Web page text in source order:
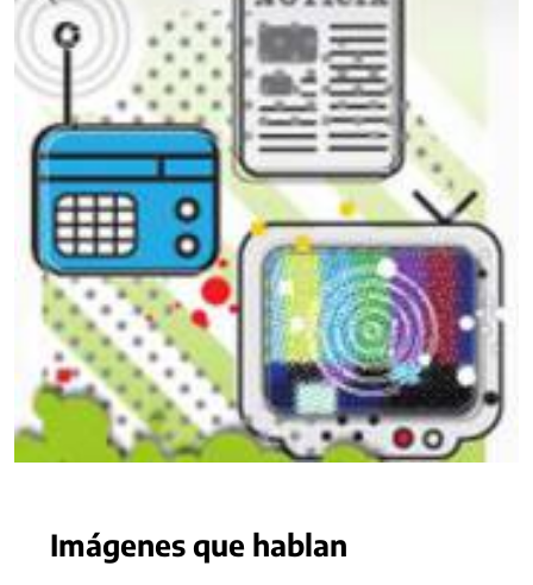
Imágenes que hablan